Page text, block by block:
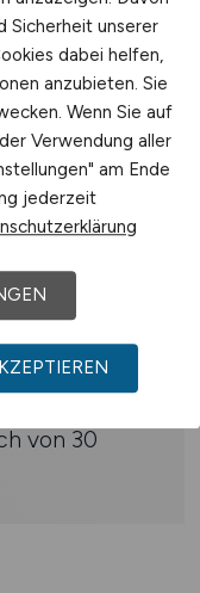
im Drei-
in einem
von 30
Sicherheit unserer
dabei helfen,
anzubieten. Sie
Wenn Sie auf
Verwendung aller
am Ende
jederzeit